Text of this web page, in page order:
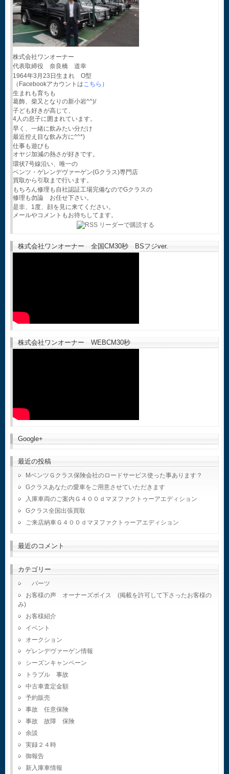
株式会社ワンオーナー
代表取締役 奈良橋 道幸
1964年3月23日生まれ O型
（Facebookアカウントは こちら ）
生まれも育ちも
葛飾、柴又となりの新小岩^^)/
子ども好きが高じて、
4人の息子に囲まれています。
早く、一緒に飲みたい分だけ
最近控え目な飲み方に^^*)
仕事も遊びも
オヤジ加減の熱さが好きです。
環状7号線沿い、唯一の
ベンツ・ゲレンデヴァーゲン(Gクラス)専門店
買取から引取まで行います。
もちろん修理も自社認証工場完備なのでGクラスの
修理も勿論 お任せ下さい。
是非、1度、顔を見に来てください。
メールやコメントもお待ちしてます。
株式会社ワンオーナー 全国CM30秒 BSフジver.
株式会社ワンオーナー WEBCM30秒
Google+
最近の投稿
MベンツＧクラス保険会社のロードサービス使った事あります？
Gクラスあなたの愛車をご用意させていただきます
入庫車両のご案内Ｇ４００ｄマヌファクトゥーアエディション
Gクラス全国出張買取
ご来店納車Ｇ４００ｄマヌファクトゥーアエディション
最近のコメント
カテゴリー
パーツ
お客様の声 オーナーズボイス (掲載を許可して下さったお客様の
み)
お客様紹介
イベント
オークション
ゲレンデヴァーゲン情報
シーズンキャンペーン
トラブル 事故
中古車査定金額
予約販売
事故 任意保険
事故 故障 保険
余談
実録２４時
御報告
新入庫車情報